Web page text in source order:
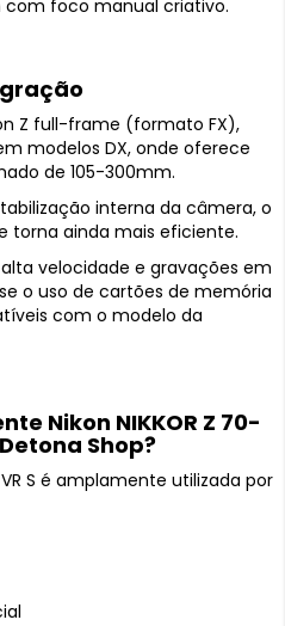
foco manual criativo.
Z full-frame (formato FX),
modelos DX, onde oferece
de 105-300mm.
interna da câmera, o
torna ainda mais eficiente.
velocidade e gravações em
o uso de cartões de memória
com o modelo da
Nikon NIKKOR Z 70-
Shop?
S é amplamente utilizada por